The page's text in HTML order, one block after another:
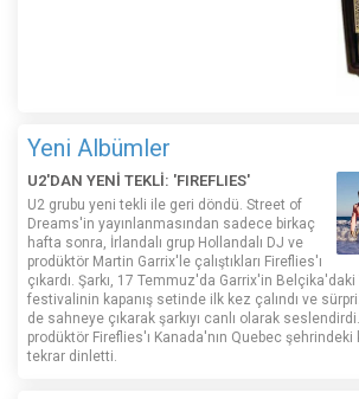
Yeni Albümler
U2'DAN YENİ TEKLİ: 'FIREFLIES'
U2 grubu yeni tekli ile geri döndü. Street of
Dreams'in yayınlanmasından sadece birkaç
hafta sonra, İrlandalı grup Hollandalı DJ ve
prodüktör Martin Garrix'le çalıştıkları Fireflies'ı
çıkardı. Şarkı, 17 Temmuz'da Garrix'in
festivalinin kapanış setinde ilk kez çalındı ​​ve
de sahneye çıkarak şarkıyı canlı olarak
prodüktör Fireflies'ı Kanada'nın Quebec
tekrar dinletti.